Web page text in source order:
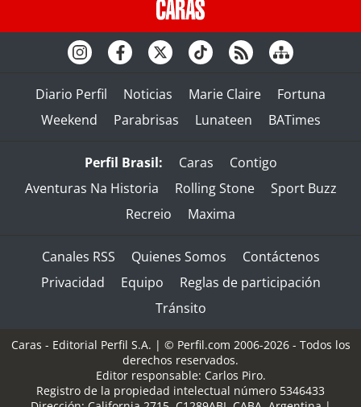
Diario Perfil Noticias Marie Claire
Fortuna
Weekend
Parabrisas Lunateen BATimes
Perfil Brasil: Caras
Contigo
Aventuras Na Historia
Rolling Stone
Sport Buzz
Recreio
Maxima
Canales RSS Quienes Somos
Contáctenos
Privacidad
Equipo
Reglas de participación
Tránsito
Caras - Editorial Perfil S.A. | © Perfil.com 2006-2026 - Todos los
derechos reservados.
Editor responsable: Carlos Piro.
Registro de la propiedad intelectual número 5346433